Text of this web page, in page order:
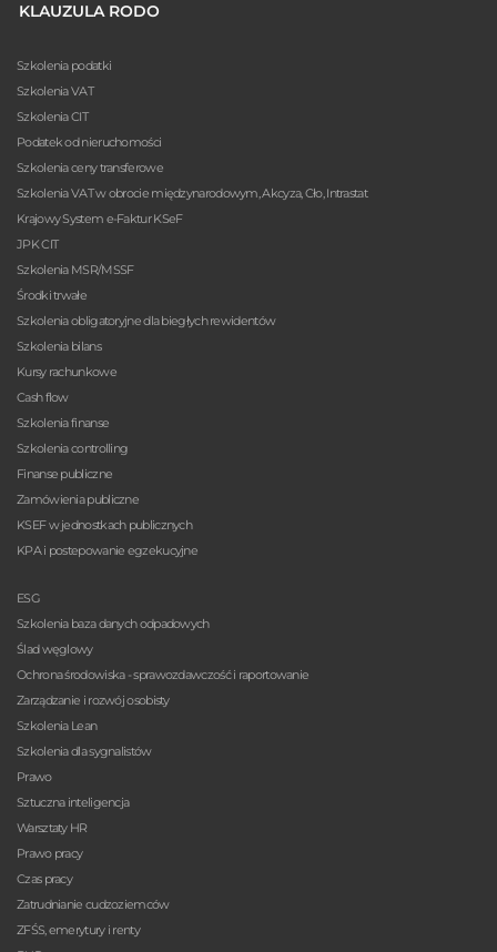
KLAUZULA RODO
Szkolenia podatki
Szkolenia VAT
Szkolenia CIT
Podatek od nieruchomości
Szkolenia ceny transferowe
Szkolenia VAT w obrocie międzynarodowym, Akcyza, Cło, Intrastat
Krajowy System e-Faktur KSeF
JPK CIT
Szkolenia MSR/MSSF
Środki trwałe
Szkolenia obligatoryjne dla biegłych rewidentów
Szkolenia bilans
Kursy rachunkowe
Cash flow
Szkolenia finanse
Szkolenia controlling
Finanse publiczne
Zamówienia publiczne
KSEF w jednostkach publicznych
KPA i postepowanie egzekucyjne
ESG
Szkolenia baza danych odpadowych
Ślad węglowy
Ochrona środowiska - sprawozdawczość i raportowanie
Zarządzanie i rozwój osobisty
Szkolenia Lean
Szkolenia dla sygnalistów
Prawo
Sztuczna inteligencja
Warsztaty HR
Prawo pracy
Czas pracy
Zatrudnianie cudzoziemców
ZFŚS, emerytury i renty